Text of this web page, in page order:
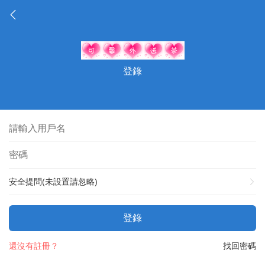
登錄
安全提問(未設置請忽略)
登錄
找回密碼
還沒有註冊？